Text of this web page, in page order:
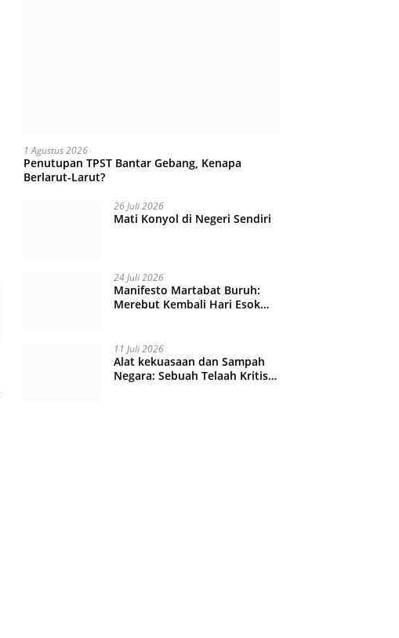
1 Agustus 2026
Penutupan TPST Bantar Gebang, Kenapa
Berlarut-Larut?
26 Juli 2026
Mati Konyol di Negeri Sendiri
24 Juli 2026
Manifesto Martabat Buruh:
Merebut Kembali Hari Esok
11 Juli 2026
Alat kekuasaan dan Sampah
Negara: Sebuah Telaah Kritis